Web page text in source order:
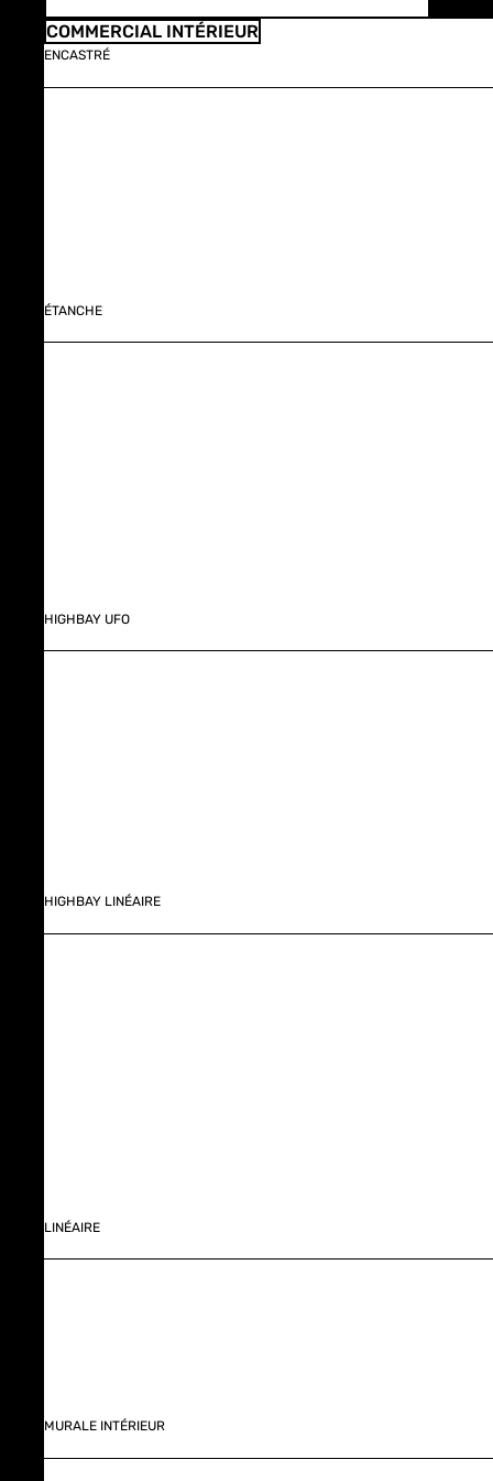
COMMERCIAL INTÉRIEUR
ENCASTRÉ
ÉTANCHE
HIGHBAY UFO
HIGHBAY LINÉAIRE
LINÉAIRE
MURALE INTÉRIEUR